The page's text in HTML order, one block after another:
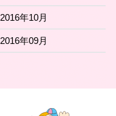
2016年10月
2016年09月